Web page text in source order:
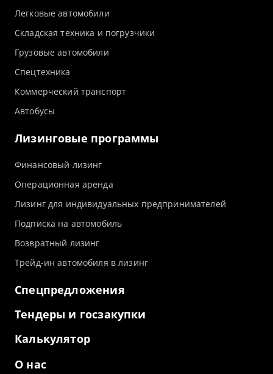
Легковые автомобили
Складская техника и погрузчики
Грузовые автомобили
Спецтехника
Коммерческий транспорт
Автобусы
Лизинговые программы
Финансовый лизинг
Операционная аренда
Лизинг для индивидуальных предпринимателей
Подписка на автомобиль
Возвратный лизинг
Трейд-ин автомобиля в лизинг
Спецпредложения
Тендеры и госзакупки
Калькулятор
О нас